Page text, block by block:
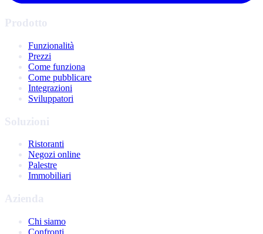
Prodotto
Funzionalità
Prezzi
Come funziona
Come pubblicare
Integrazioni
Sviluppatori
Soluzioni
Ristoranti
Negozi online
Palestre
Immobiliari
Azienda
Chi siamo
Confronti